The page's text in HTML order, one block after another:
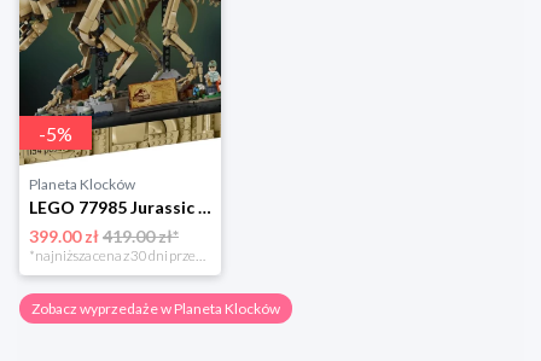
-5%
Planeta Klocków
LEGO 77985 Jurassic World Szkielety dinozaurów: triceratops Lego
399.00 zł419.00 zł*
*najniższa cena z 30 dni przed obniżką
Zobacz wyprzedaże w Planeta Klocków